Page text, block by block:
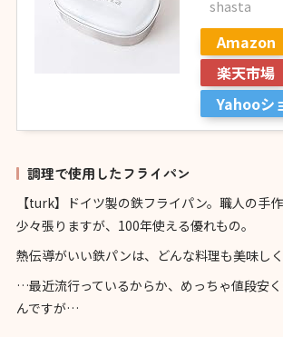
shasta
Amazon
楽天市場
Yahooシ
調理で使用したフライパン
【turk】ドイツ製の鉄フライパン。職人の手
少々張りますが、100年使える優れもの。
熱伝導がいい鉄パンは、どんな料理も美味し
…最近流行っているからか、めっちゃ値段安
んですが…